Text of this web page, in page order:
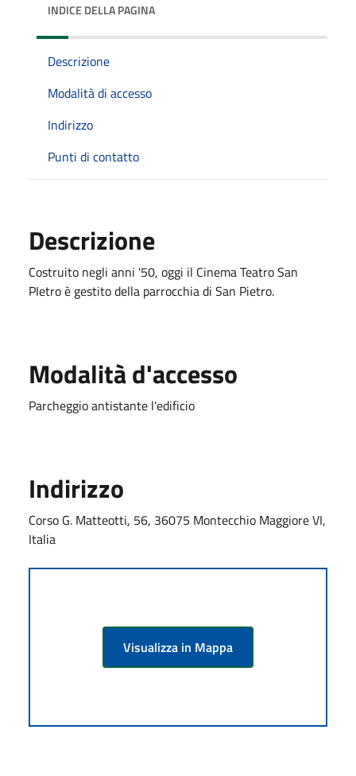
INDICE DELLA PAGINA
Descrizione
Modalità di accesso
Indirizzo
Punti di contatto
Descrizione
Costruito negli anni '50, oggi il Cinema Teatro San
PIetro è gestito della parrocchia di San Pietro.
Modalità d'accesso
Parcheggio antistante l'edificio
Indirizzo
Corso G. Matteotti, 56, 36075 Montecchio Maggiore VI,
Italia
Visualizza in Mappa